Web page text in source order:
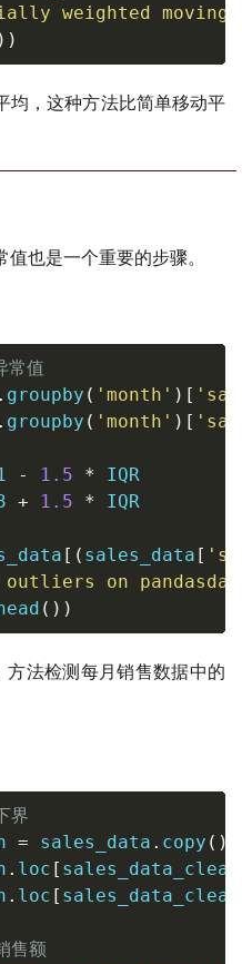
weighted moving
) )
均，这种方法比简单移动平
也是一个重要的步骤。
常值
. groupby ( 'month' ) [
. groupby ( 'month' ) [
- 1.5 * IQR
+ 1.5 * IQR
[ ( sales_data [
outliers on
( ) )
方法检测每月销售数据中的
界
= sales_data . copy ( )
. loc [ sales_data_clean
. loc [ sales_data_clean
售额